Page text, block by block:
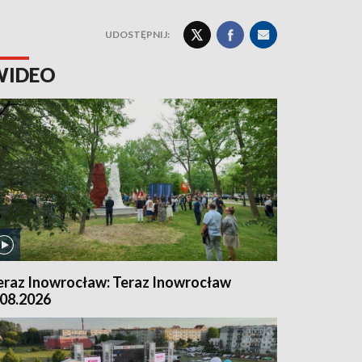
UDOSTĘPNIJ:
Inowrocław: Teraz Inowrocław